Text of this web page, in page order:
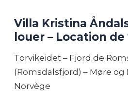
Villa Kristina
louer – Location
Torvikeidet – Fjord de
(Romsdalsfjord) – Møre og
Norvège